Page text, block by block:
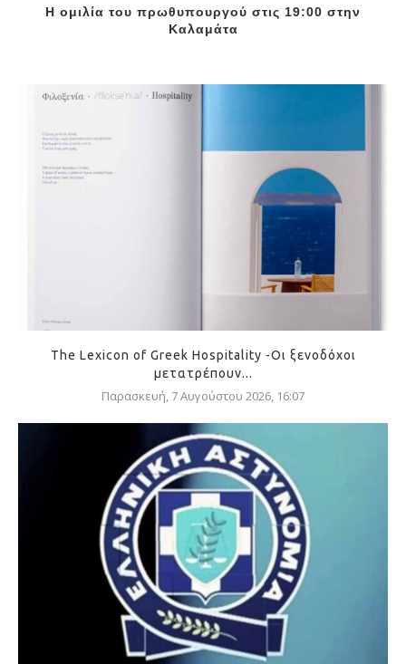
Η ομιλία του πρωθυπουργού στις 19:00 στην
Καλαμάτα
The Lexicon of Greek Hospitality -Οι ξενοδόχοι
μετατρέπουν...
Παρασκευή, 7 Αυγούστου 2026, 16:07